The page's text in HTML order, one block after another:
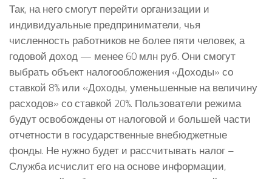
Так, на него смогут перейти организации и
индивидуальные предприниматели, чья
численность работников не более пяти человек, а
годовой доход — менее 60 млн руб. Они смогут
выбрать объект налогообложения «Доходы» со
ставкой 8% или «Доходы, уменьшенные на величину
расходов» со ставкой 20%. Пользователи режима
будут освобождены от налоговой и большей части
отчетности в государственные внебюджетные
фонды. Не нужно будет и рассчитывать налог –
Служба исчислит его на основе информации,